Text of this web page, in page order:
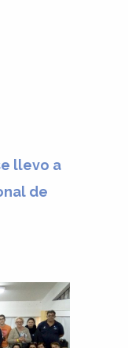
llevo a
de